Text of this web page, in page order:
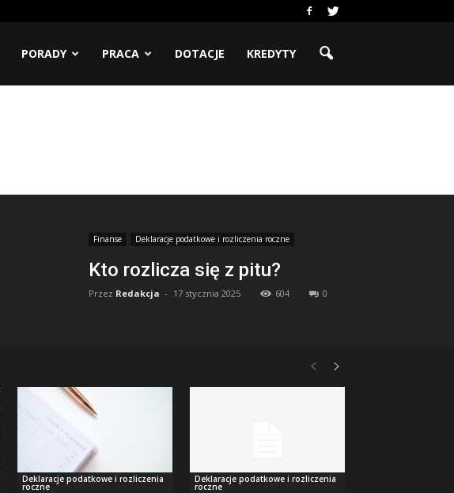
PORADY PRACA DOTACJE KREDYTY
Finanse Deklaracje podatkowe i rozliczenia roczne
Kto rozlicza się z pitu?
Przez Redakcja - 17 stycznia 2025 604 0
Deklaracje podatkowe i rozliczenia
roczne
Deklaracje podatkowe i rozliczenia
roczne